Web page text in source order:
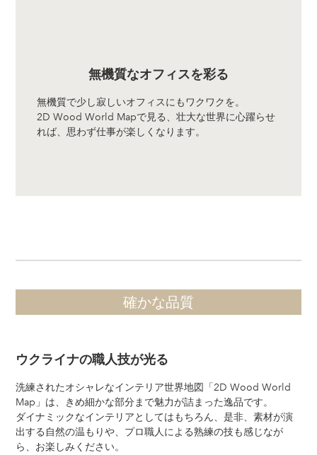
無機質なオフィスを彩る
無機質で少し寂しいオフィスにもワクワクを。
2D Wood World Mapで見る、壮大な世界に心躍らせ
れば、思わず仕事が楽しくなります。
確かな品質
ウクライナの職人技が光る
洗練されたオシャレなインテリア世界地図「2D Wood World
Map」は、きめ細かな部分まで魅力が詰まった逸品です。
ダイナミックなインテリアとしてはもちろん、是非、素材が演
出する自然の温もりや、プロ職人による熟練の技も感じなが
ら、お楽しみください。